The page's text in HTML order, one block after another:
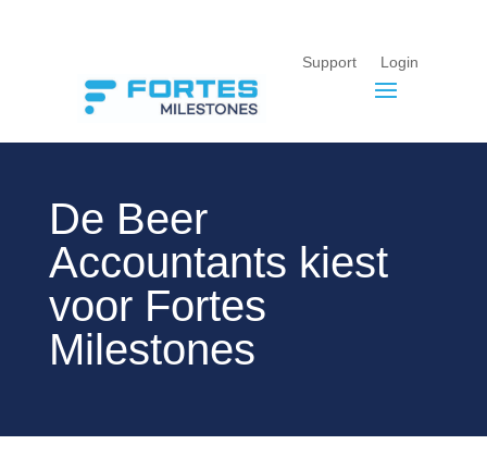
Support Login
De Beer
Accountants kiest
voor Fortes
Milestones